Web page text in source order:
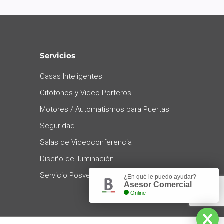
Servicios
Casas Inteligentes
Citófonos y Video Porteros
Motores / Automatismos para Puertas
Seguridad
Salas de Videoconferencia
Diseño de Iluminación
Servicio Posventa
¿En qué le puedo ayudar?
Asesor Comercial
Online